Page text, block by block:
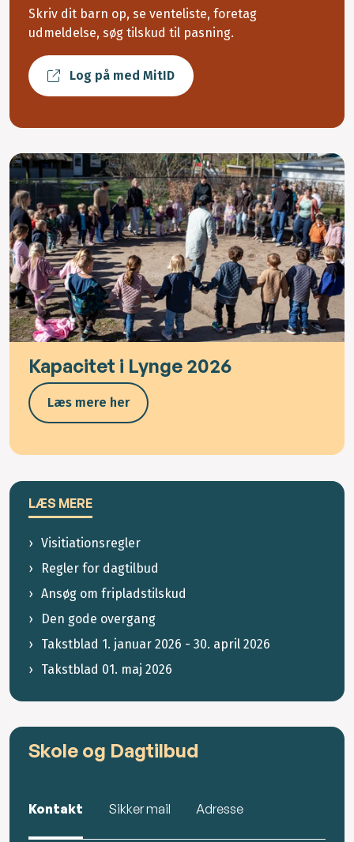
Skriv dit barn op, se venteliste, foretag
udmeldelse, søg tilskud til pasning.
Log på med MitID
Kapacitet i Lynge 2026
Læs mere her
LÆS MERE
Visitiationsregler
Regler for dagtilbud
Ansøg om fripladstilskud
Den gode overgang
Takstblad 1. januar 2026 - 30. april 2026
Takstblad 01. maj 2026
Skole og Dagtilbud
Kontakt Sikker mail Adresse